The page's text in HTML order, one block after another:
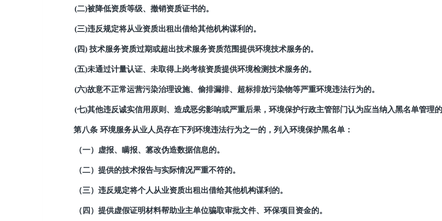
(二)被降低资质等级、撤销资质证书的。
(三)违反规定将从业资质出租出借给其他机构谋利的。
(四) 技术服务资质过期或超出技术服务资质范围提供环境技术服务的。
(五)未通过计量认证、未取得上岗考核资质提供环境检测技术服务的。
(六)故意不正常运营污染治理设施、偷排漏排、超标排放污染物等严重环境违法行为的。
(七)其他违反诚实信用原则、造成恶劣影响或严重后果，环境保护行政主管部门认为应当纳入黑名单管理
第八条 环境服务从业人员存在下列环境违法行为之一的，列入环境保护黑名单：
（一）虚报、瞒报、篡改伪造数据信息的。
（二）提供的技术报告与实际情况严重不符的。
（三）违反规定将个人从业资质出租出借给其他机构谋利的。
（四）提供虚假证明材料帮助业主单位骗取审批文件、环保项目资金的。